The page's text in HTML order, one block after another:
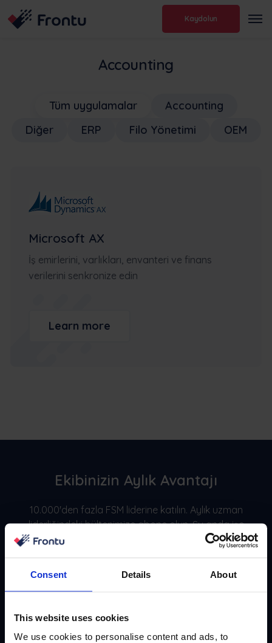
Consent Details About
This website uses cookies
We use cookies to personalise content and ads, to
Kaydolun
Accounting
Tüm uygulamalar
Accounting
Diğer
ERP Filo Yönetimi OEM
Microsoft AX
İş emirlerini, varlıkları, envanteri ve finans
verilerini senkronize edin
Learn more
Ekibinizin Aylık Avantajı
10.000'den fazla FSM liderine katılın. Aylık uzman
liderliğindeki bültenimize abone olun. Şu anda işe
yarayan vaka çalışmalarını, başarı hikayelerini ve
Abone ol